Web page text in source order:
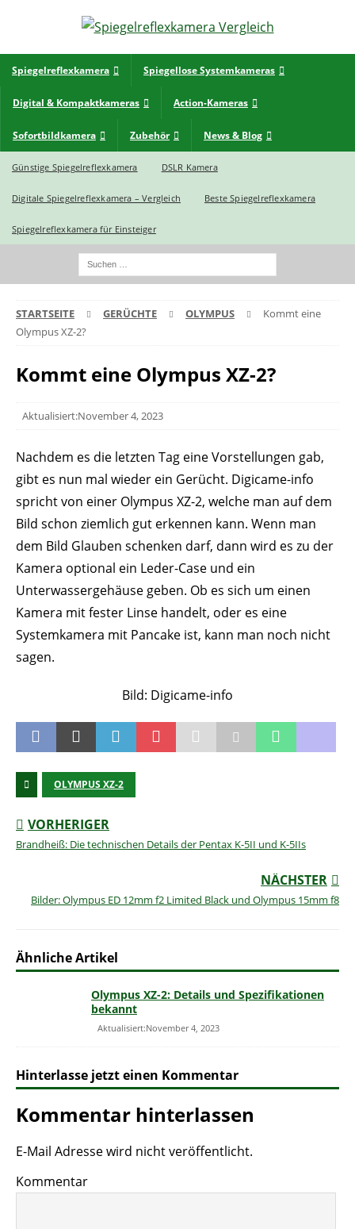
Spiegelreflexkamera Spiegellose Systemkameras
Digital & Kompaktkameras Action-Kameras
Sofortbildkamera Zubehör News & Blog
Günstige Spiegelreflexkamera DSLR Kamera
Digitale Spiegelreflexkamera – Vergleich Beste Spiegelreflexkamera
Spiegelreflexkamera für Einsteiger
STARTSEITE GERÜCHTE OLYMPUS
Kommt eine
Olympus XZ-2?
Kommt eine Olympus XZ-2?
Aktualisiert:November 4, 2023
Nachdem es die letzten Tag eine Vorstellungen gab,
gibt es nun mal wieder ein Gerücht. Digicame-info
spricht von einer Olympus XZ-2, welche man auf dem
Bild schon ziemlich gut erkennen kann. Wenn man
dem Bild Glauben schenken darf, dann wird es zu der
Kamera optional ein Leder-Case und ein
Unterwassergehäuse geben. Ob es sich um einen
Kamera mit fester Linse handelt, oder es eine
Systemkamera mit Pancake ist, kann man noch nicht
sagen.
Bild: Digicame-info
OLYMPUS XZ-2
VORHERIGER
Brandheiß: Die technischen Details der Pentax K-5II und K-5IIs
NÄCHSTER
Bilder: Olympus ED 12mm f2 Limited Black und Olympus 15mm f8
Ähnliche Artikel
Olympus XZ-2: Details und Spezifikationen
bekannt
Aktualisiert:November 4, 2023
Hinterlasse jetzt einen Kommentar
Kommentar hinterlassen
E-Mail Adresse wird nicht veröffentlicht.
Kommentar